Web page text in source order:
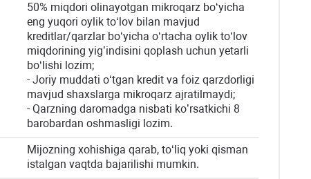
50% miqdori olinayotgan mikroqarz bo‘yicha
eng yuqori oylik to‘lov bilan mavjud
kreditlar/qarzlar bo‘yicha o‘rtacha oylik to‘lov
miqdorining yig’indisini qoplash uchun yetarli
bo‘lishi lozim;
- Joriy muddati o‘tgan kredit va foiz qarzdorligi
mavjud shaxslarga mikroqarz ajratilmaydi;
- Qarzning daromadga nisbati ko’rsatkichi 8
barobardan oshmasligi lozim.
Mijozning xohishiga qarab, to‘liq yoki qisman
istalgan vaqtda bajarilishi mumkin.